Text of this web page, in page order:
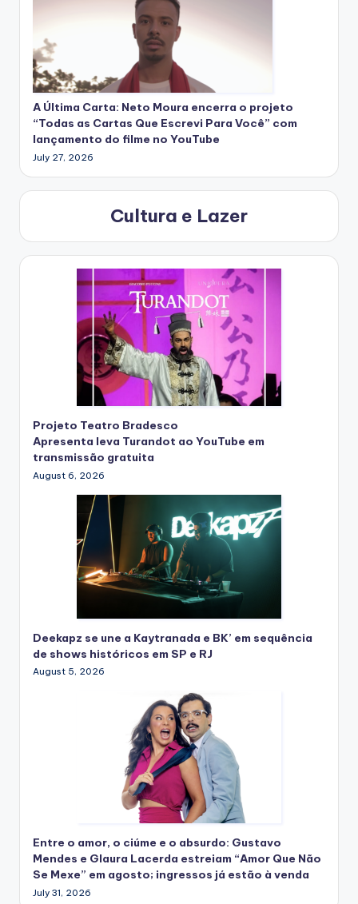
A Última Carta: Neto Moura encerra o projeto
“Todas as Cartas Que Escrevi Para Você” com
lançamento do filme no YouTube
July 27, 2026
Cultura e Lazer
Projeto Teatro Bradesco
Apresenta leva Turandot ao YouTube em
transmissão gratuita
August 6, 2026
Deekapz se une a Kaytranada e BK’ em sequência
de shows históricos em SP e RJ
August 5, 2026
Entre o amor, o ciúme e o absurdo: Gustavo
Mendes e Glaura Lacerda estreiam “Amor Que Não
Se Mexe” em agosto; ingressos já estão à venda
July 31, 2026